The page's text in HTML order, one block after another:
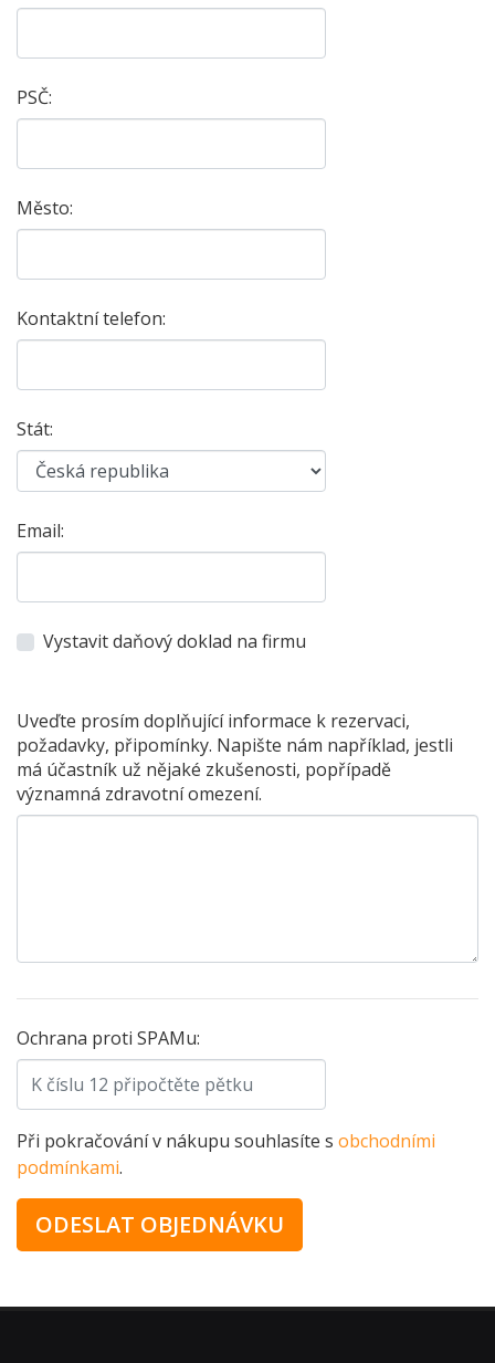
PSČ:
Město:
Kontaktní telefon:
Stát:
Email:
Vystavit daňový doklad na firmu
Uveďte prosím doplňující informace k rezervaci,
požadavky, připomínky. Napište nám například, jestli
má účastník už nějaké zkušenosti, popřípadě
významná zdravotní omezení.
Ochrana proti SPAMu:
Při pokračování v nákupu souhlasíte s obchodními
podmínkami.